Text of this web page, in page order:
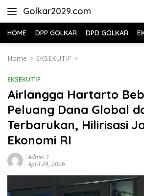
Golkar2029.com
HOME DPP GOLKAR DPD GOLKAR
Home EKSEKUTIF
EKSEKUTIF
Airlangga Hartarto
Peluang Dana Global
Terbarukan, Hilirisasi
Ekonomi RI
Admin 1
April 24, 2026